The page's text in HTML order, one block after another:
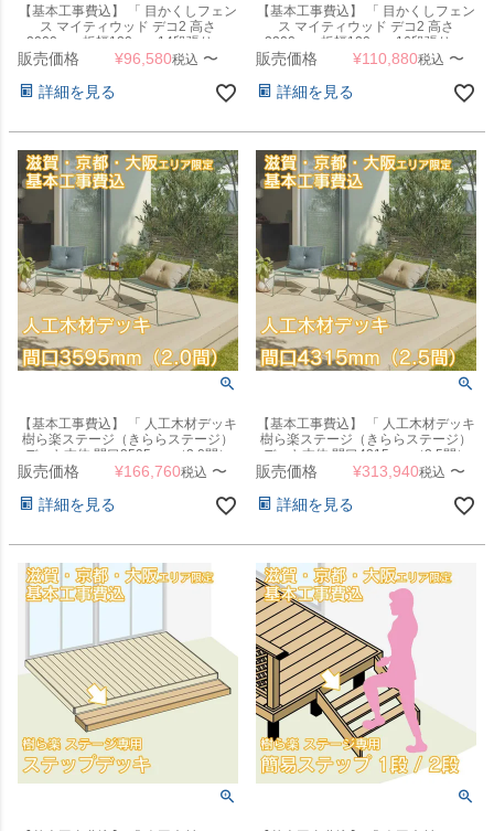
【基本工事費込】 「 目かくしフェン
ス マイティウッド デコ2 高さ
2000mm 板幅120mm 14段張り 」
【滋賀・京都・大阪のみ対応可能】
販売価格 ¥96,580税込 〜
詳細を見る
【基本工事費込】 「 目かくしフェン
ス マイティウッド デコ2 高さ
2200mm 板幅120mm 16段張り 」
【滋賀・京都・大阪のみ対応可能】
販売価格 ¥110,880税込 〜
詳細を見る
【基本工事費込】 「 人工木材デッキ
樹ら楽ステージ（きららステージ）
デッキ本体 間口3595mm（2.0間）
」 【滋賀・京都・大阪のみ対応可
販売価格 ¥166,760税込 〜
詳細を見る
【基本工事費込】 「 人工木材デッキ
樹ら楽ステージ（きららステージ）
デッキ本体 間口4315mm（2.5間）
」 【滋賀・京都・大阪のみ対応可
販売価格 ¥313,940税込 〜
詳細を見る